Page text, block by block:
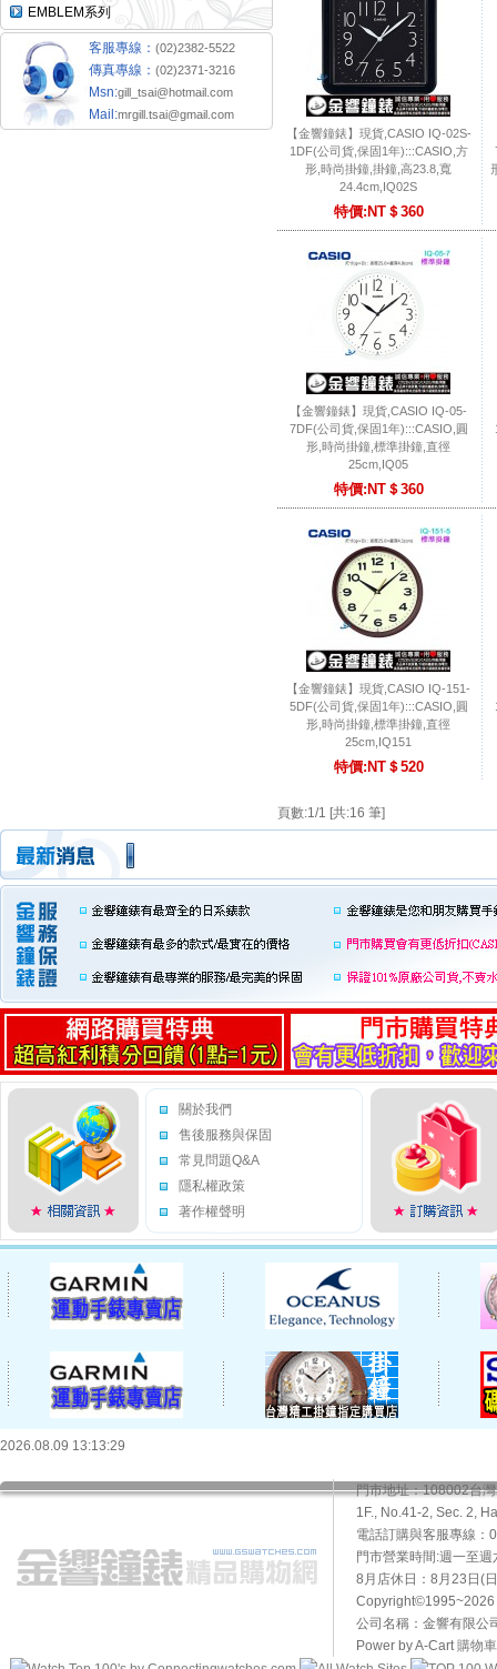
EMBLEM系列
客服專線： (02)2382-5522
傳真專線： (02)2371-3216
Msn:gill_tsai@hotmail.com
Mail:mrgill.tsai@gmail.com
【金響鐘錶】現貨,CASIO IQ-02S-
1DF(公司貨,保固1年):::CASIO,方
形,時尚掛鐘,掛鐘,高23.8,寬
24.4cm,IQ02S
特價:NT＄360
【金響鐘錶】現貨,CASIO IQ-05-
7DF(公司貨,保固1年):::CASIO,圓
形,時尚掛鐘,標準掛鐘,直徑
25cm,IQ05
特價:NT＄360
【金響鐘錶】現貨,CASIO IQ-151-
5DF(公司貨,保固1年):::CASIO,圓
形,時尚掛鐘,標準掛鐘,直徑
25cm,IQ151
特價:NT＄520
頁數:1/1 [共:16 筆]
關於我們
售後服務與保固
常見問題Q&A
隱私權政策
著作權聲明
2026.08.09 13:13:29
門市地址：108002台
1F., No.41-2, Sec. 2,
電話訂購與客服專線
門市營業時間:週一至
8月店休日：8月23日(
Copyright©1995~2026
公司名稱：金響有限公
Power by A-Cart購物車